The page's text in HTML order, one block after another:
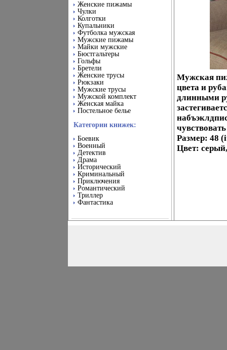
Женские пижамы
Чулки
Колготки
Купальники
Футболка мужская
Мужские пижамы
Майки мужские
Бюстгальтеры
Гольфы
Бретели
Женские трусы
Рюкзаки
Мужские трусы
Мужской комплект
Женская майка
Постельное белье
Категории книжек:
Боевик
Военный
Детектив
Драма
Исторический
Криминальный
Приключения
Романтический
Триллер
Фантастика
Мужская
цвета и
длинными
Размер: 48
Цвет: